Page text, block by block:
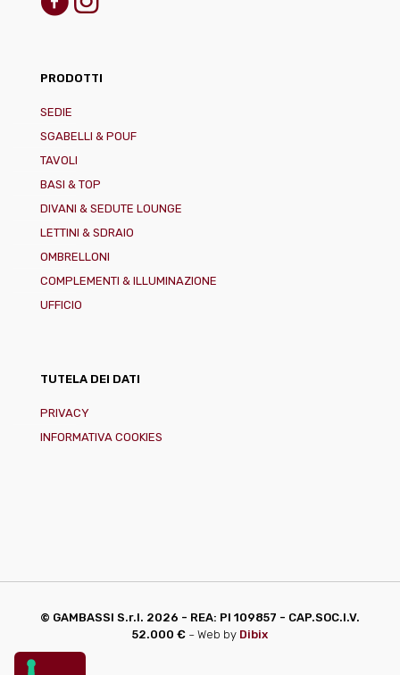
PRODOTTI
SEDIE
SGABELLI & POUF
TAVOLI
BASI & TOP
DIVANI & SEDUTE LOUNGE
LETTINI & SDRAIO
OMBRELLONI
COMPLEMENTI & ILLUMINAZIONE
UFFICIO
TUTELA DEI DATI
PRIVACY
INFORMATIVA COOKIES
© GAMBASSI S.r.l. 2026 - REA: PI 109857 - CAP.SOC.I.V.
52.000 € ~ Web by Dibix